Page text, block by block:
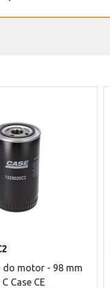
do motor - 98 mm
Case CE